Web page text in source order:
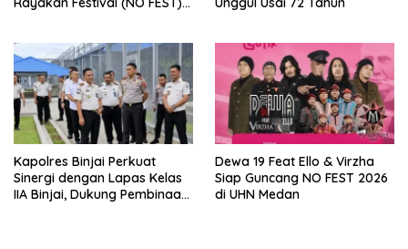
Kapolres Binjai Perkuat
Sinergi dengan Lapas Kelas
IIA Binjai, Dukung Pembinaan
Dewa 19 Feat Ello & Virzha
Siap Guncang NO FEST 2026
di UHN Medan